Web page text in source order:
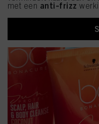
met een anti‑frizz